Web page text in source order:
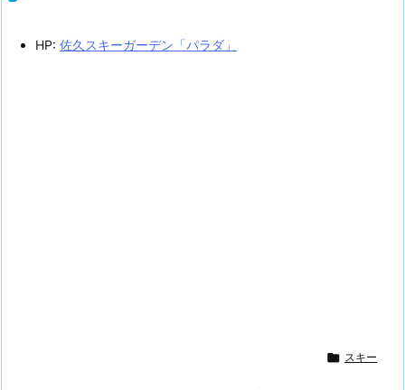
HP: 佐久スキーガーデン「パラダ」
 スキー